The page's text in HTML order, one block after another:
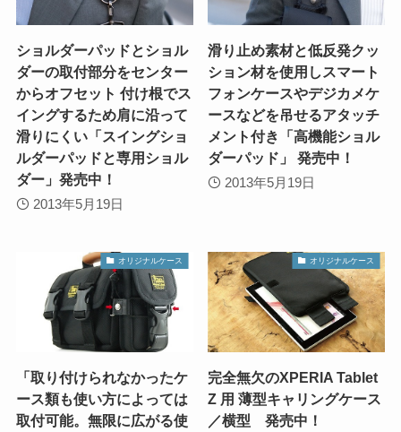
ショルダーパッドとショル
ダーの取付部分をセンター
からオフセット 付け根でス
イングするため肩に沿って
滑りにくい「スイングショ
ルダーパッドと専用ショル
ダー」発売中！
2013年5月19日
滑り止め素材と低反発クッ
ション材を使用しスマート
フォンケースやデジカメケ
ースなどを吊せるアタッチ
メント付き「高機能ショル
ダーパッド」 発売中！
2013年5月19日
オリジナルケース
「取り付けられなかったケ
ース類も使い方によっては
取付可能。無限に広がる使
オリジナルケース
完全無欠のXPERIA Tablet
Z 用 薄型キャリングケース
／横型 発売中！